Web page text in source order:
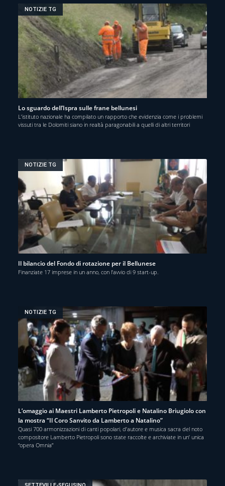
NOTIZIE TG
Lo sguardo dell’Ispra sulle frane bellunesi
L’istituto nazionale ha compilato un rapporto che evidenzia come i problemi
vissuti tra le Dolomiti siano in realtà paragonabili a quelli di altri territori
NOTIZIE TG
Il bilancio del Fondo di rotazione per il Bellunese
Finanziate 17 imprese in un anno, con l’avvio di 9 start-up.
NOTIZIE TG
L’omaggio ai Maestri Lamberto Pietropoli e Natalino Briugiolo con
la mostra “Il Coro Sanvito da Lamberto a Natalino”
Quasi 700 armonizzazioni di canti popolari, d’autore e musica sacra del noto
compositore Lamberto Pietropoli sono state raccolte e archiviate in un’ unica
“opera Omnia”